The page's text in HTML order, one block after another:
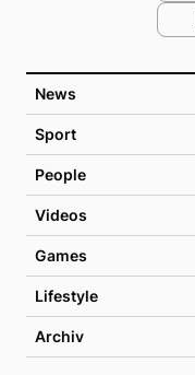
News
Sport
People
Videos
Games
Lifestyle
Archiv